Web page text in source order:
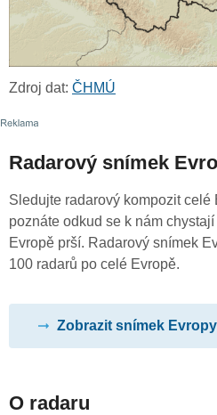
Zdroj dat: ČHMÚ
Radarový snímek
Sledujte radarový kompozit celé
poznáte odkud se k nám
Evropě prší. Radarový snímek
100 radarů po celé Evropě.
Zobrazit snímek Evropy
O radaru